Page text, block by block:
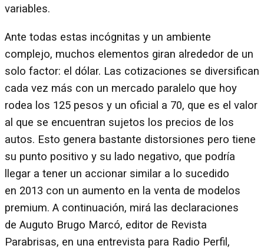
variables.
Ante todas estas incógnitas y un ambiente
complejo, muchos elementos giran alrededor de un
solo factor: el dólar. Las cotizaciones se diversifican
cada vez más con un mercado paralelo que hoy
rodea los 125 pesos y un oficial a 70, que es el valor
al que se encuentran sujetos los precios de los
autos. Esto genera bastante distorsiones pero tiene
su punto positivo y su lado negativo, que podría
llegar a tener un accionar similar a lo sucedido
en 2013 con un aumento en la venta de modelos
premium. A continuación, mirá las declaraciones
de Auguto Brugo Marcó, editor de Revista
Parabrisas, en una entrevista para Radio Perfil,